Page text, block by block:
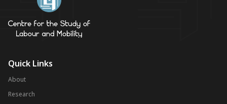
Quick Links
About
Research